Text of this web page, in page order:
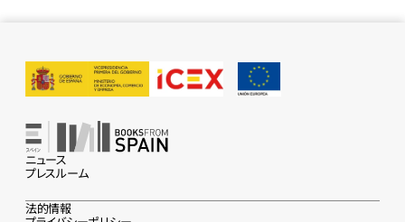
ニュース
プレスルーム
法的情報